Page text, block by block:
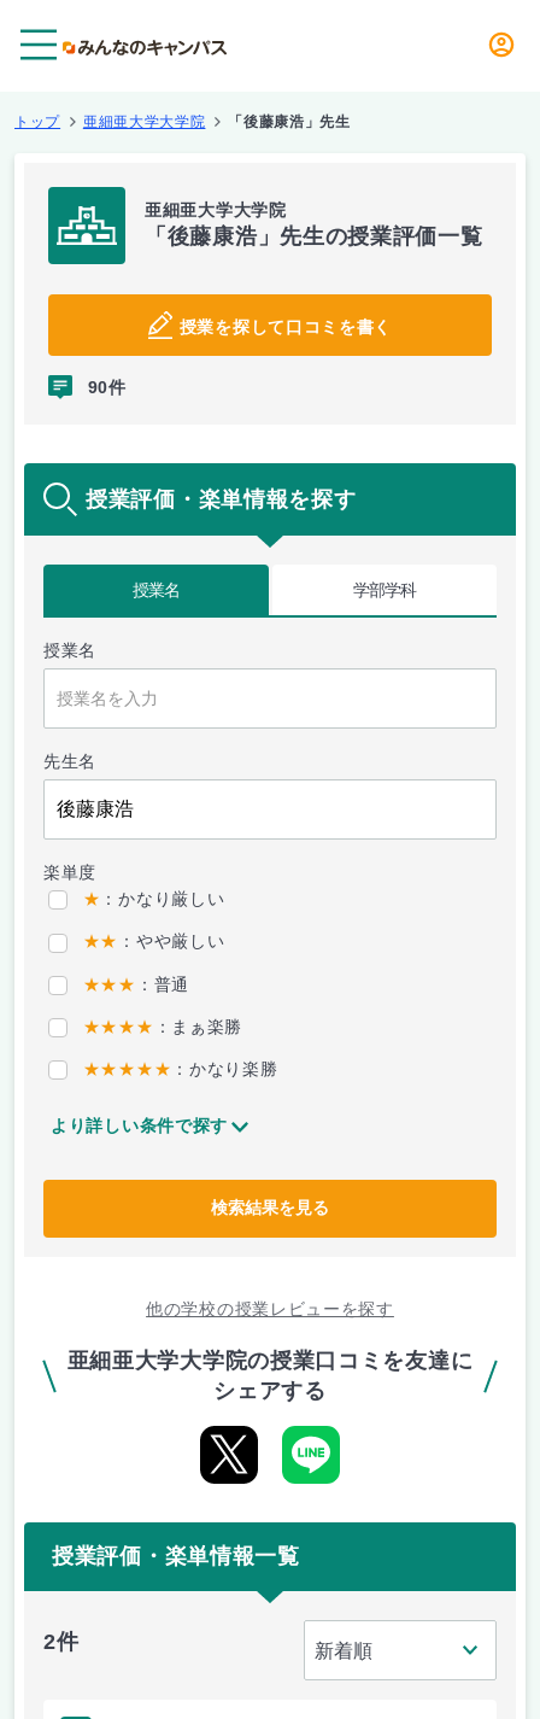
トップ 亜細亜大学大学院 「後藤康浩」先生
亜細亜大学大学院
「後藤康浩」先生の授業評価一覧
授業を探して口コミを書く
90件
授業評価・楽単情報を探す
授業名 学部学科
授業名
先生名
楽単度
★ ：かなり厳しい
★★ ：やや厳しい
★★★ ：普通
★★★★ ：まぁ楽勝
★★★★★ ：かなり楽勝
より詳しい条件で探す
検索結果を見る
他の学校の授業レビューを探す
亜細亜大学大学院の授業口コミを友達に
シェアする
授業評価・楽単情報一覧
2件